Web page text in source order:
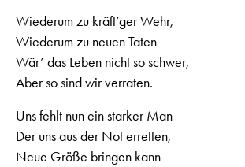
Wiederum zu kräft’ger Wehr,
Wiederum zu neuen Taten
Wär’ das Leben nicht so schwer,
Aber so sind wir verraten.
Uns fehlt nun ein starker Man
Der uns aus der Not erretten,
Neue Größe bringen kann